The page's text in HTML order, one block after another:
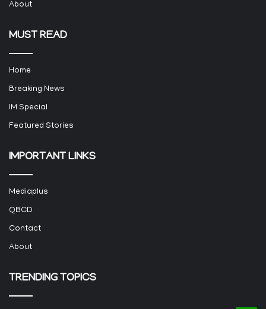
About
MUST READ
Home
Breaking News
IM Special
Featured Stories
IMPORTANT LINKS
Mediaplus
QBCD
Contact
About
TRENDING TOPICS